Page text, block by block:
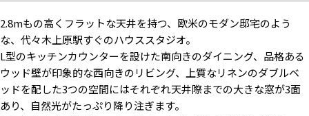
光が差すモルタル空間 クローゼットと玄関 ヘリンボーン床とドレッサー
2.8mもの高くフラットな天井を持つ、欧米のモダン邸宅のよう
な、代々木上原駅すぐのハウススタジオ。
L型のキッチンカウンターを設けた南向きのダイニング、品格ある
ウッド壁が印象的な西向きのリビング、上質なリネンのダブルベ
ッドを配した3つの空間にはそれぞれ天井際までの大きな窓が3面
あり、自然光がたっぷり降り注ぎます。